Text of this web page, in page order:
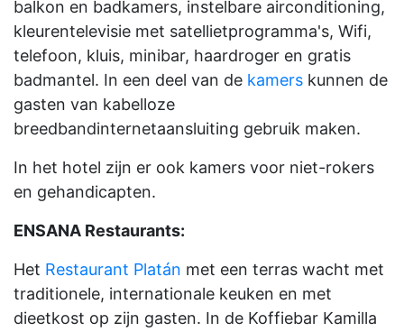
balkon en badkamers, instelbare airconditioning,
kleurentelevisie met satellietprogramma's, Wifi,
telefoon, kluis, minibar, haardroger en gratis
badmantel. In een deel van de kamers kunnen de
gasten van kabelloze
breedbandinternetaansluiting gebruik maken.
In het hotel zijn er ook kamers voor niet-rokers
en gehandicapten.
ENSANA Restaurants:
Het Restaurant Platán met een terras wacht met
traditionele, internationale keuken en met
dieetkost op zijn gasten. In de Koffiebar Kamilla